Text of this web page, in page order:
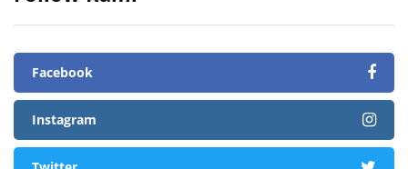
Facebook
Instagram